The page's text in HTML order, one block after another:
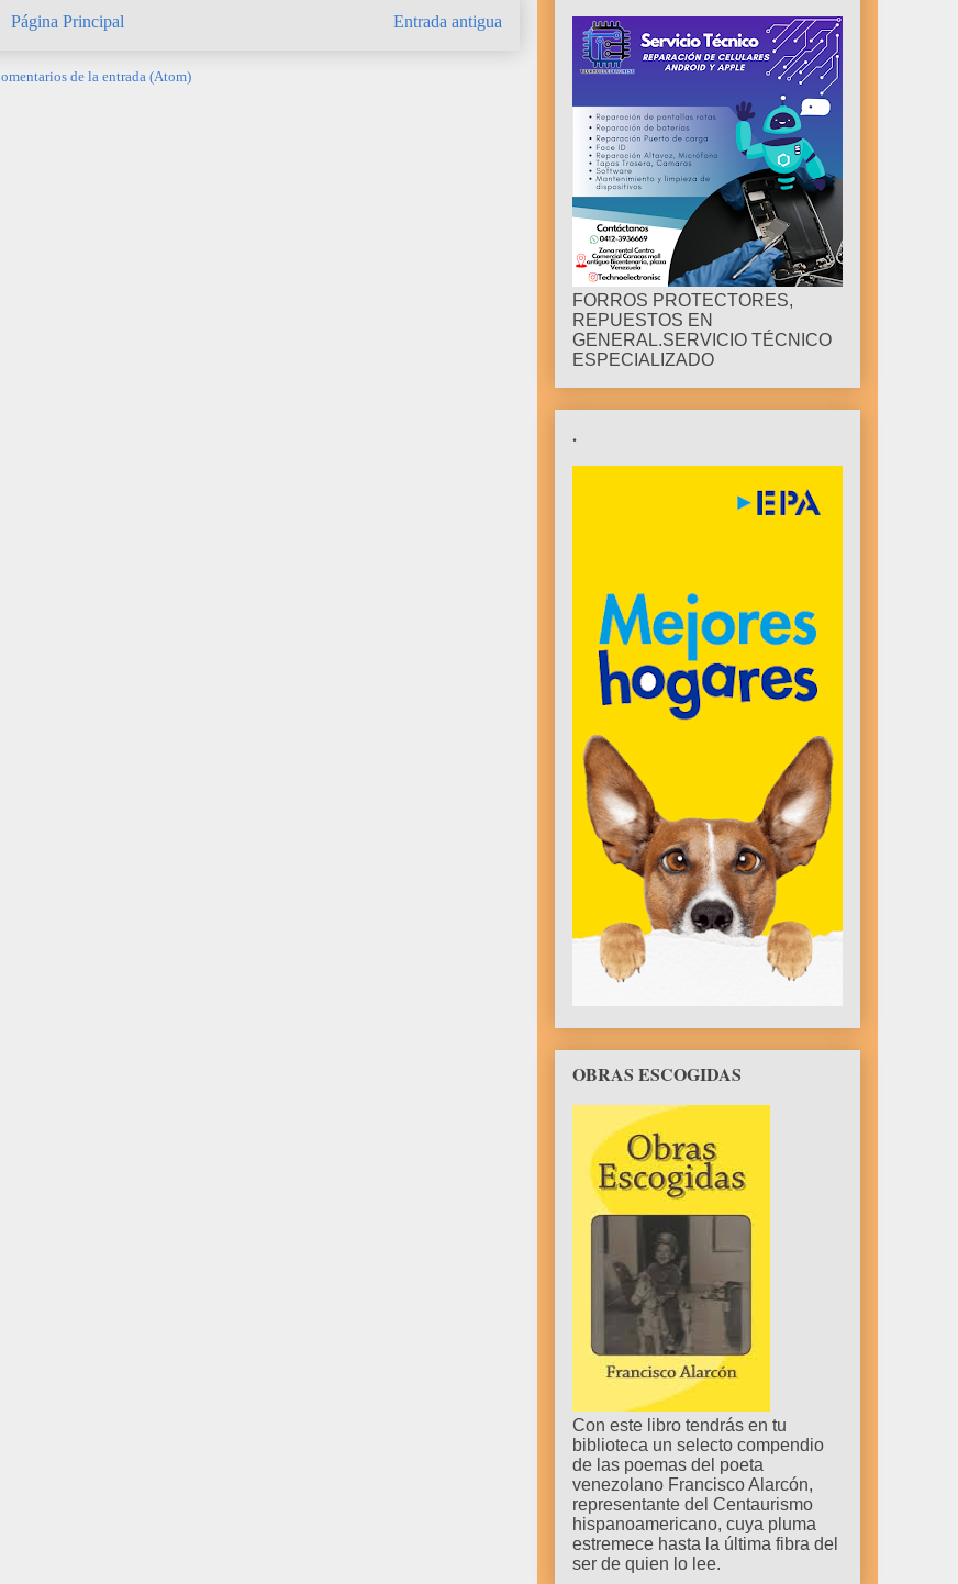
Entrada antigua
Página Principal
de la entrada (Atom)
FORROS PROTECTORES,
REPUESTOS EN
GENERAL.SERVICIO TÉCNICO
ESPECIALIZADO
.
OBRAS ESCOGIDAS
Con este libro tendrás en tu
biblioteca un selecto compendio
de las poemas del poeta
venezolano Francisco Alarcón,
representante del Centaurismo
hispanoamericano, cuya pluma
estremece hasta la última fibra del
ser de quien lo lee.